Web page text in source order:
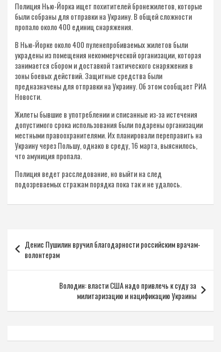
Полиция Нью-Йорка ищет похитителей бронежилетов, которые
были собраны для отправки на Украину. В общей сложности
пропало около 400 единиц снаряжения.
В Нью-Йорке около 400 пуленепробиваемых жилетов были
украдены из помещения некоммерческой организации, которая
занимается сбором и доставкой тактического снаряжения в
зоны боевых действий. Защитные средства были
предназначены для отправки на Украину. Об этом сообщает РИА
Новости.
Жилеты бывшие в употреблении и списанные из-за истечения
допустимого срока использования были подарены организации
местными правоохранителями. Их планировали переправить на
Украину через Польшу, однако в среду, 16 марта, выяснилось,
что амуниция пропала.
Полиция ведет расследование, но выйти на след
подозреваемых стражам порядка пока так и не удалось.
по
записям
Денис Пушилин вручил благодарности российским врачам-
волонтерам
Володин: власти США надо привлечь к суду за
милитаризацию и нацификацию Украины